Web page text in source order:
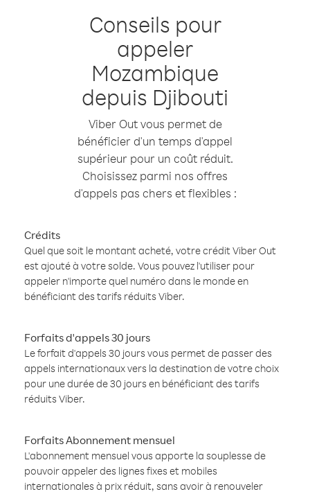
Conseils pour
appeler
Mozambique
depuis Djibouti
Viber Out vous permet de
bénéficier d'un temps d'appel
supérieur pour un coût réduit.
Choisissez parmi nos offres
d'appels pas chers et flexibles :
Crédits
Quel que soit le montant acheté, votre crédit Viber Out
est ajouté à votre solde. Vous pouvez l'utiliser pour
appeler n'importe quel numéro dans le monde en
bénéficiant des tarifs réduits Viber.
Forfaits d'appels 30 jours
Le forfait d'appels 30 jours vous permet de passer des
appels internationaux vers la destination de votre choix
pour une durée de 30 jours en bénéficiant des tarifs
réduits Viber.
Forfaits Abonnement mensuel
L'abonnement mensuel vous apporte la souplesse de
pouvoir appeler des lignes fixes et mobiles
internationales à prix réduit, sans avoir à renouveler